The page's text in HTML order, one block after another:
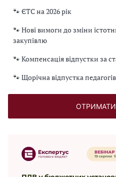
🐾 ЄТС на 2026 рік
🐾 Нові вимоги до зміни
закупівлю
🐾 Компенсація відпустки за
🐾 Щорічна відпустка